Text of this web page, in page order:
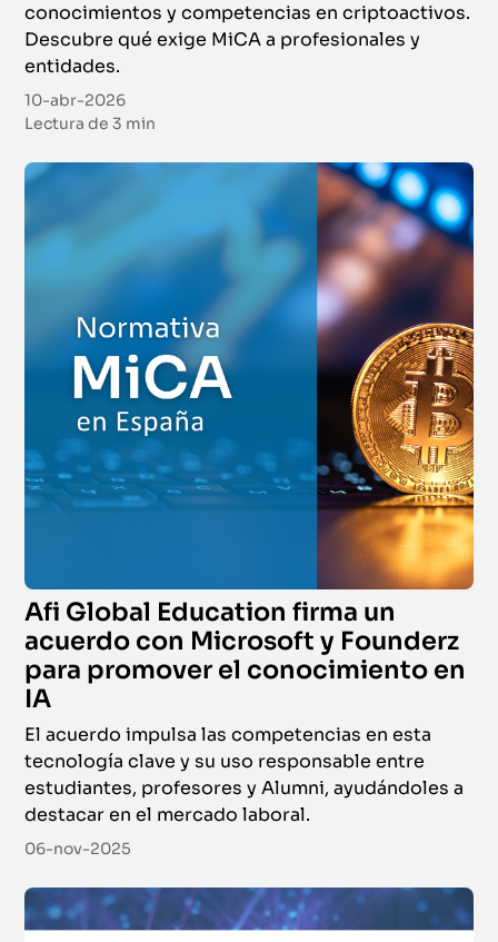
conocimientos y competencias en criptoactivos.
Descubre qué exige MiCA a profesionales y
entidades.
10-abr-2026
Lectura de3 min
Afi Global Education firma un
acuerdo con Microsoft y Founderz
para promover el conocimiento en
IA
El acuerdo impulsa las competencias en esta
tecnología clave y su uso responsable entre
estudiantes, profesores y Alumni, ayudándoles a
destacar en el mercado laboral.
06-nov-2025